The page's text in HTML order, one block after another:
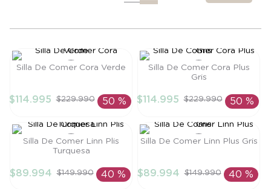
AÑADIR AL
CARRITO
Silla De Comer Cora Verde
$114.995 $229.990 50 %
AÑADIR AL
CARRITO
Silla De Comer Cora Plus
Gris
$114.995 $229.990 50 %
Silla De Comer Linn Plis
Turquesa
$89.994 $149.990 40 %
Silla De Comer Linn Plus Gris
$89.994 $149.990 40 %
7.
niña
saco
9.
saco dormir